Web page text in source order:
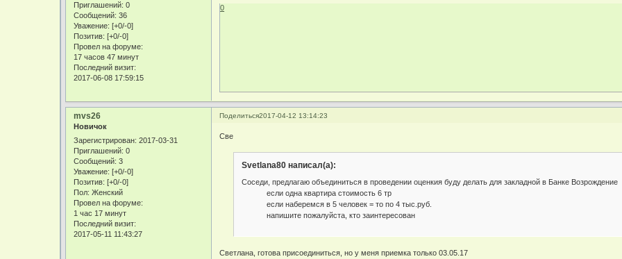
Приглашений: 0
Сообщений: 36
Уважение: [+0/-0]
Позитив: [+0/-0]
Провел на форуме:
17 часов 47 минут
Последний визит:
2017-06-08 17:59:15
0
Поделиться2017-04-12 13:14:23
mvs26
Новичок
Зарегистрирован: 2017-03-31
Приглашений: 0
Сообщений: 3
Уважение: [+0/-0]
Позитив: [+0/-0]
Пол: Женский
Провел на форуме:
1 час 17 минут
Последний визит:
2017-05-11 11:43:27
Све
Svetlana80 написал(а):
Соседи, предлагаю объединиться в проведении оценкия буду делать для закладной в Банке Возрождение
если одна квартира стоимость 6 тр
если наберемся в 5 человек = то по 4 тыс.руб.
напишите пожалуйста, кто заинтересован
Светлана, готова присоединиться, но у меня приемка только 03.05.17